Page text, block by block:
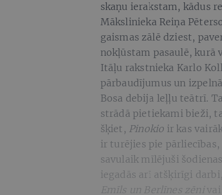
skaņu ierakstam, kādus
Mākslinieka Reiņa
gaismas zālē dziest,
nokļūstam pasaulē, kurā
Itāļu rakstnieka Karlo
pārbaudījumus un
Bosa debija leļļu teātrī.
strādā pietiekami bieži,
šķiet, Pinokio ir kas
ir turējies pie
savulaik mīlējuši
iegadās arī atšķirīgi
Emīls un Berlīnes zēni